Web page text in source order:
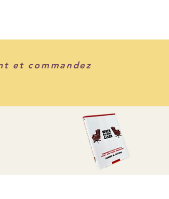
et commandez